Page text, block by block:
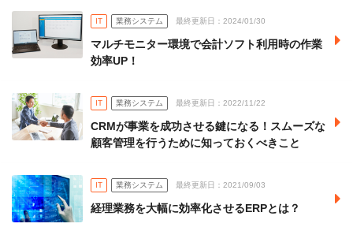
IT 業務システム 最終更新日：2024/01/30
マルチモニター環境で会計ソフト利用時の作業
効率UP！
IT 業務システム 最終更新日：2022/11/22
CRMが事業を成功させる鍵になる！スムーズな
顧客管理を行うために知っておくべきこと
IT 業務システム 最終更新日：2021/09/03
経理業務を大幅に効率化させるERPとは？